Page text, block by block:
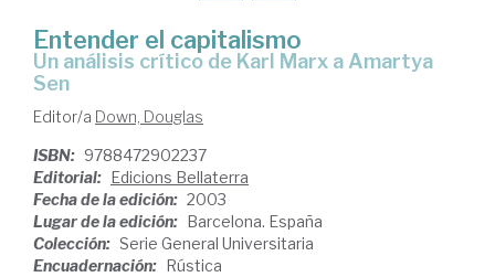
Entender el capitalismo
un análisis crítico de Karl Marx a Amartya
Sen
Editor/a Down, Douglas
ISBN: 9788472902237
Editorial: Edicions Bellaterra
Fecha de la edición: 2003
Lugar de la edición: Barcelona. España
Colección: Serie General Universitaria
Encuadernación: Rústica